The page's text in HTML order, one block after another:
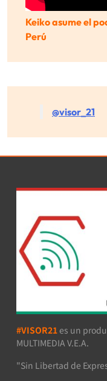
Keiko asume el
Perú
@visor_21
#VISOR21 es un
MULTIMEDIA V.E.A.
"Sin Libertad de